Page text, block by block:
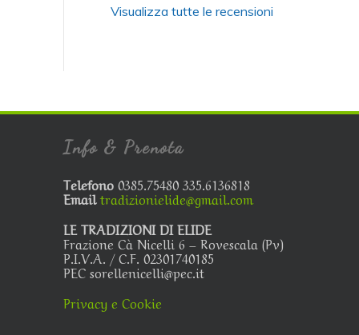
Visualizza tutte le recensioni
Info & Prenota
Telefono 0385.75480 335.6136818
Email tradizionielide@gmail.com
LE TRADIZIONI DI ELIDE
Frazione Cà Nicelli 6 – Rovescala (Pv)
P.I.V.A. / C.F. 02301740185
PEC sorellenicelli@pec.it
Privacy e Cookie